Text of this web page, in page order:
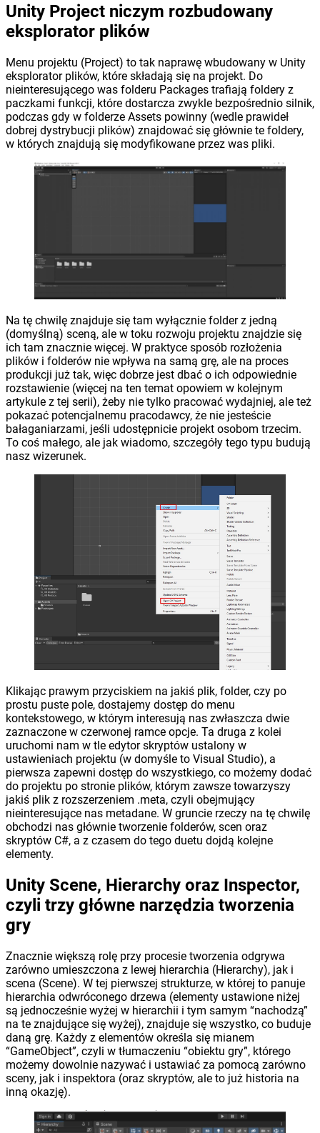
Unity Project niczym rozbudowany
eksplorator plików
Menu projektu (Project) to tak naprawę wbudowany w Unity
eksplorator plików, które składają się na projekt. Do
nieinteresującego was folderu Packages trafiają foldery z
paczkami funkcji, które dostarcza zwykle bezpośrednio silnik,
podczas gdy w folderze Assets powinny (wedle prawideł
dobrej dystrybucji plików) znajdować się głównie te foldery,
w których znajdują się modyfikowane przez was pliki.
Na tę chwilę znajduje się tam wyłącznie folder z jedną
(domyślną) sceną, ale w toku rozwoju projektu znajdzie się
ich tam znacznie więcej. W praktyce sposób rozłożenia
plików i folderów nie wpływa na samą grę, ale na proces
produkcji już tak, więc dobrze jest dbać o ich odpowiednie
rozstawienie (więcej na ten temat opowiem w kolejnym
artykule z tej serii), żeby nie tylko pracować wydajniej, ale też
pokazać potencjalnemu pracodawcy, że nie jesteście
bałaganiarzami, jeśli udostępnicie projekt osobom trzecim.
To coś małego, ale jak wiadomo, szczegóły tego typu budują
nasz wizerunek.
Klikając prawym przyciskiem na jakiś plik, folder, czy po
prostu puste pole, dostajemy dostęp do menu
kontekstowego, w którym interesują nas zwłaszcza dwie
zaznaczone w czerwonej ramce opcje. Ta druga z kolei
uruchomi nam w tle edytor skryptów ustalony w
ustawieniach projektu (w domyśle to Visual Studio), a
pierwsza zapewni dostęp do wszystkiego, co możemy dodać
do projektu po stronie plików, którym zawsze towarzyszy
jakiś plik z rozszerzeniem .meta, czyli obejmujący
nieinteresujące nas metadane. W gruncie rzeczy na tę chwilę
obchodzi nas głównie tworzenie folderów, scen oraz
skryptów C#, a z czasem do tego duetu dojdą kolejne
elementy.
Unity Scene, Hierarchy oraz Inspector,
czyli trzy główne narzędzia tworzenia
gry
Znacznie większą rolę przy procesie tworzenia odgrywa
zarówno umieszczona z lewej hierarchia (Hierarchy), jak i
scena (Scene). W tej pierwszej strukturze, w której to panuje
hierarchia odwróconego drzewa (elementy ustawione niżej
są jednocześnie wyżej w hierarchii i tym samym “nachodzą”
na te znajdujące się wyżej), znajduje się wszystko, co buduje
daną grę. Każdy z elementów określa się mianem
“GameObject”, czyli w tłumaczeniu “obiektu gry”, którego
możemy dowolnie nazywać i ustawiać za pomocą zarówno
sceny, jak i inspektora (oraz skryptów, ale to już historia na
inną okazję).